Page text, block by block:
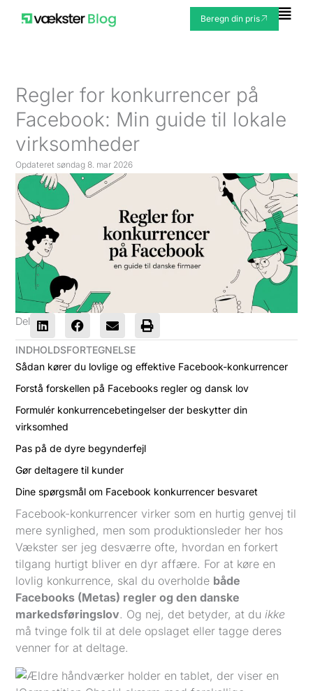
Beregn din pris
Regler for konkurrencer på
Facebook: Min guide til lokale
virksomheder
Opdateret søndag 8. mar 2026
Del
INDHOLDSFORTEGNELSE
Sådan kører du lovlige og effektive Facebook-konkurrencer
Forstå forskellen på Facebooks regler og dansk lov
Formulér konkurrencebetingelser der beskytter din
virksomhed
Pas på de dyre begynderfejl
Gør deltagere til kunder
Dine spørgsmål om Facebook konkurrencer besvaret
Facebook-konkurrencer virker som en hurtig genvej til
mere synlighed, men som produktionsleder her hos
Vækster ser jeg desværre ofte, hvordan en forkert
tilgang hurtigt bliver en dyr affære. For at køre en
lovlig konkurrence, skal du overholde både
Facebooks (Metas) regler og den danske
markedsføringslov. Og nej, det betyder, at duikke
må tvinge folk til at dele opslaget eller tagge deres
venner for at deltage.